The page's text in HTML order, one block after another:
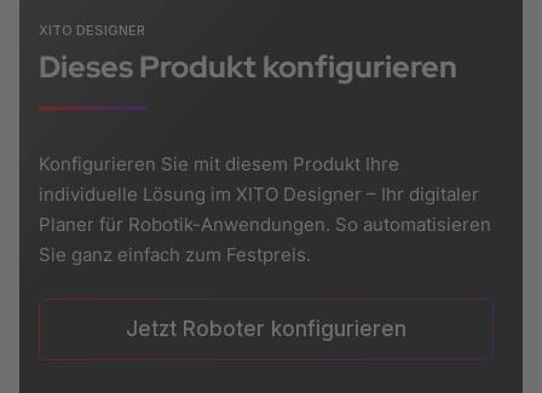
XITO DESIGNER
Dieses Produkt konfigurieren
Konfigurieren Sie mit diesem Produkt Ihre
individuelle Lösung im XITO Designer – Ihr digitaler
Planer für Robotik-Anwendungen. So automatisieren
Sie ganz einfach zum Festpreis.
Jetzt Roboter konfigurieren